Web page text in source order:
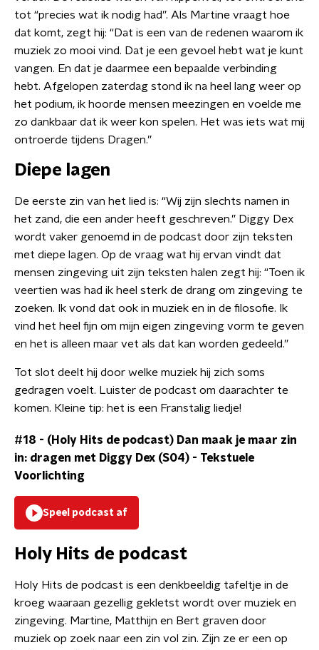
tot “precies wat ik nodig had”. Als Martine vraagt hoe
dat komt, zegt hij: “Dat is een van de redenen waarom ik
muziek zo mooi vind. Dat je een gevoel hebt wat je kunt
vangen. En dat je daarmee een bepaalde verbinding
hebt. Afgelopen zaterdag stond ik na heel lang weer op
het podium, ik hoorde mensen meezingen en voelde me
zo dankbaar dat ik weer kon spelen. Het was iets wat mij
ontroerde tijdens Dragen.”
Diepe lagen
De eerste zin van het lied is: “Wij zijn slechts namen in
het zand, die een ander heeft geschreven.” Diggy Dex
wordt vaker genoemd in de podcast door zijn teksten
met diepe lagen. Op de vraag wat hij ervan vindt dat
mensen zingeving uit zijn teksten halen zegt hij: “Toen ik
veertien was had ik heel sterk de drang om zingeving te
zoeken. Ik vond dat ook in muziek en in de filosofie. Ik
vind het heel fijn om mijn eigen zingeving vorm te geven
en het is alleen maar vet als dat kan worden gedeeld.”
Tot slot deelt hij door welke muziek hij zich soms
gedragen voelt. Luister de podcast om daarachter te
komen. Kleine tip: het is een Franstalig liedje!
#18 - (Holy Hits de podcast) Dan maak je maar zin
in: dragen met Diggy Dex (S04) - Tekstuele
Voorlichting
Speel podcast af
Holy Hits de podcast
Holy Hits de podcast is een denkbeeldig tafeltje in de
kroeg waaraan gezellig gekletst wordt over muziek en
zingeving. Martine, Matthijn en Bert graven door
muziek op zoek naar een zin vol zin. Zijn ze er een op